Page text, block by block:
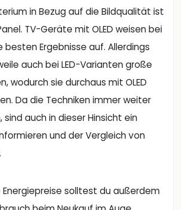
in Bezug auf die Bildqualität ist
TV-Geräte mit OLED weisen bei
besten Ergebnisse auf. Allerdings
auch bei LED-Varianten große
wodurch sie durchaus mit OLED
Da die Techniken immer weiter
auch in dieser Hinsicht ein
und der Vergleich von
Energiepreise solltest du außerdem